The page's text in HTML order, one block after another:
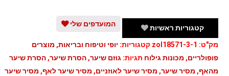
מבית
שיאומי
Xiaomi
קטגוריות ראשיות
המועדפים שלי
מק"ט: zol18571-3-1 קטגוריות: יופי וטיפוח ובריאות, מוצרים
פופולריים, מכונות גילוח תגיות: גוזם שיער, הסרת שיער, הסרת שיער
מהאף, מסיר שיער, מסיר שיער לאוזניים, מסיר שיער לאף, מסיר שיער